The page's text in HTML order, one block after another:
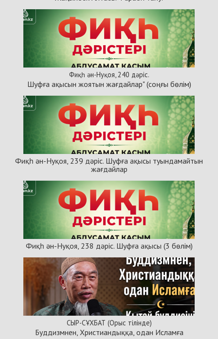
Фиқһ ән-Нуқоя, 240 дәріс.
Шуфға ақысын жоятын жағдайлар" (соңғы бөлім)
Фиқһ ән-Нуқоя, 239 дәріс. Шуфға ақысы туындамайтын
жағдайлар
Фиқһ ән-Нуқоя, 238 дәріс. Шуфға ақысы (3 бөлім)
СЫР-СҰХБАТ (Орыс тілінде)
Буддизмнен, Христиандыққа, одан Исламға